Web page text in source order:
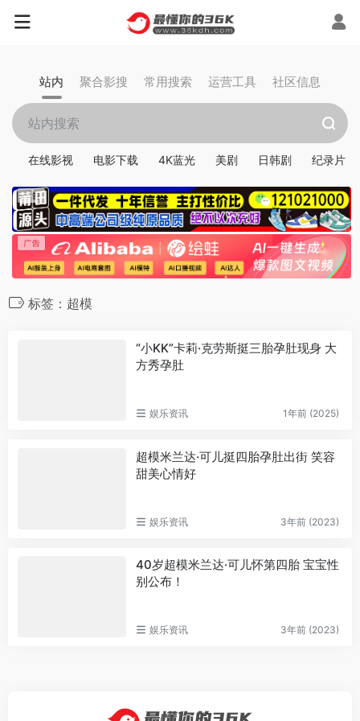
站内 聚合影搜 常用搜索 运营工具 社区信息
在线影视 电影下载 4K蓝光 美剧 日韩剧 纪录片
标签：超模
“小KK”卡莉·克劳斯挺三胎孕肚现身 大
方秀孕肚
娱乐资讯 1年前 (2025)
超模米兰达·可儿挺四胎孕肚出街 笑容
甜美心情好
娱乐资讯 3年前 (2023)
40岁超模米兰达·可儿怀第四胎 宝宝性
别公布！
娱乐资讯 3年前 (2023)